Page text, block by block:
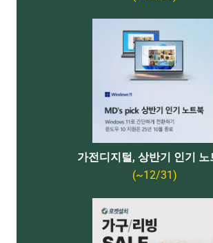
가전디지털, 상반기 인기 노
(~12/31)